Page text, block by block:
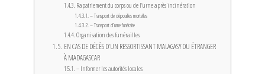
Rapatriement du corps ou de l’urne après incinération
– Transport de dépouilles mortelles
– Transport d’urne funéraire
Organisation des funérailles
EN CAS DE DÉCÈS D’UN RESSORTISSANT MALAGASY OU ÉTRANGER
À MADAGASCAR
– Informer les autorités locales